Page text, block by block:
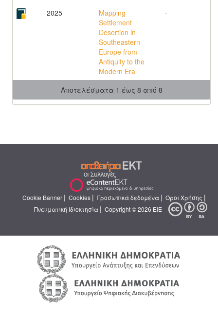
2025
Mapping
Settlement
Desertion in
Southeastern
Europe from
Antiquity to the
Modern Era
-
Αποτελέσματα 1 έως 8 από 8
Cookie Banner | Cookies | Προσωπικά δεδομένα | Όροι Χρήσης |
Πνευματική Ιδιοκτησία | Copyright © 2026 ΕΙΕ